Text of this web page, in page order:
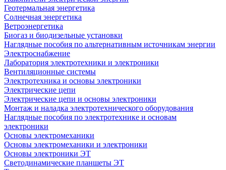
Геотермальная энергетика
Солнечная энергетика
Ветроэнергетика
Биогаз и биодизельные установки
Наглядные пособия по альтернативным источникам энергии
Электроснабжение
Лаборатория электротехники и электроники
Вентиляционные системы
Электротехника и основы электроники
Электрические цепи
Электрические цепи и основы электроники
Монтаж и наладка электротехнического оборудования
Наглядные пособия по электротехнике и основам
электроники
Основы электромеханики
Основы электромеханики и электроники
Основы электроники ЭТ
Светодинамические планшеты ЭТ